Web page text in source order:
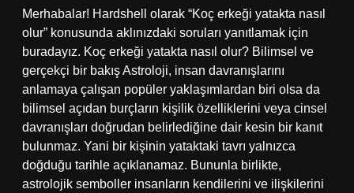
Merhabalar! Hardshell olarak “Koç erkeği yatakta nasıl
olur” konusunda aklınızdaki soruları yanıtlamak için
buradayız. Koç erkeği yatakta nasıl olur? Bilimsel ve
gerçekçi bir bakış Astroloji, insan davranışlarını
anlamaya çalışan popüler yaklaşımlardan biri olsa da
bilimsel açıdan burçların kişilik özelliklerini veya cinsel
davranışları doğrudan belirlediğine dair kesin bir kanıt
bulunmaz. Yani bir kişinin yataktaki tavrı yalnızca
doğduğu tarihle açıklanamaz. Bununla birlikte,
astrolojik semboller insanların kendilerini ve ilişkilerini